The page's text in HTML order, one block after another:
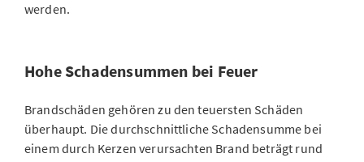
werden.
Hohe Schadensummen bei Feuer
Brandschäden gehören zu den teuersten Schäden
überhaupt. Die durchschnittliche Schadensumme bei
einem durch Kerzen verursachten Brand beträgt rund